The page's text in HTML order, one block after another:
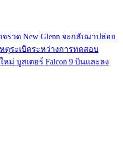
จรวด New Glenn จะกลับมาปล่อย
ตุระเบิดระหว่างการทดสอบ
หม่ บูสเตอร์ Falcon 9 บินและลง